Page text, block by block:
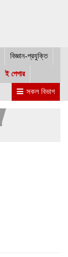
বিজ্ঞান-প্রযুক্তি
ই পেপার
সকল বিভাগ